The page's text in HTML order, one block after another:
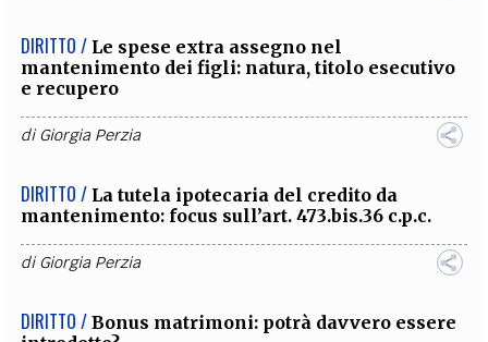
DIRITTO / Le spese extra assegno nel
mantenimento dei figli: natura, titolo esecutivo
e recupero
diGiorgia Perzia
DIRITTO / La tutela ipotecaria del credito da
mantenimento: focus sull’art. 473.bis.36 c.p.c.
diGiorgia Perzia
DIRITTO / Bonus matrimoni: potrà davvero essere